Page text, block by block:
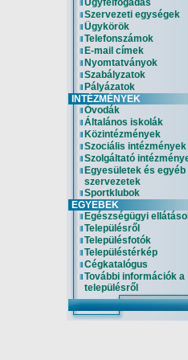
Ügyfélfogadás
Szervezeti egységek
Ügykörök
Telefonszámok
E-mail címek
Nyomtatványok
Szabályzatok
Pályázatok
INTÉZMÉNYEK
Óvodák
Általános iskolák
Közintézmények
Szociális intézmények
Szolgáltató
Egyesületek és egyéb
szervezetek
Sportklubok
EGYEBEK
Egészségügyi
Településről
Településfotók
Településtérkép
Cégkatalógus
További információk a
településről